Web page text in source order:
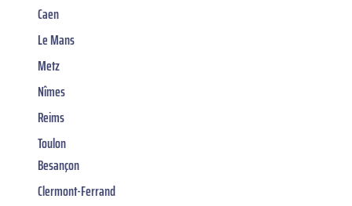
Caen
Le Mans
Metz
Nîmes
Reims
Toulon
Besançon
Clermont-Ferrand